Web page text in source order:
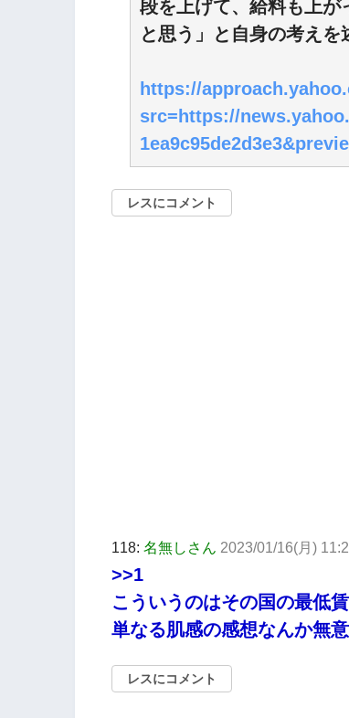
段を上げて、給料も上が
と思う」と自身の考えを
https://
src=https://
レスにコメント
118: 名無しさん 2023/01/16(月)
>>1
こういうのはその国の最低
単なる肌感の感想なんか無
レスにコメント